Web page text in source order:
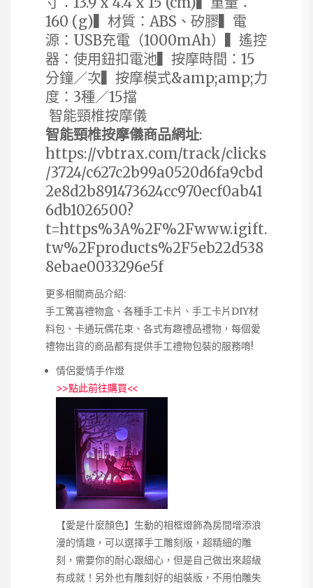
160 (g)▍材質：ABS、矽膠▍電
源：USB充電（1000mAh）▍遙控
器：使用鈕扣電池▍按摩時間：15
分鐘／次▍按摩模式&amp;amp;力
度：3種／15擋
智能頸椎按摩儀
智能頸椎按摩儀商品網址:
https://vbtrax.com/track/clicks
/3724/c627c2b99a0520d6fa9cbd
2e8d2b891473624cc970ecf0ab41
6db1026500?
t=https%3A%2F%2Fwww.igift.
tw%2Fproducts%2F5eb22d538
8ebae0033296e5f
更多相關商品介紹:
手工驚喜禮物盒、各種手工卡片、手工卡片DIY材
料包、卡通玩偶花束、各式有趣禮品禮物，每個愛
禮物出貨的商品都有提供手工禮物包裝的服務唷!
情侶愛情手作燈
>>點此前往購買<<
【愛是什麼顏色】生動的相框燈飾為房間增添浪
漫的情趣，可以選擇手工雕刻版，超精細的雕
刻，需要你的耐心跟細心，但是自己做出來超級
有成就！另外也有雕刻好的組裝版，不用怕雕失